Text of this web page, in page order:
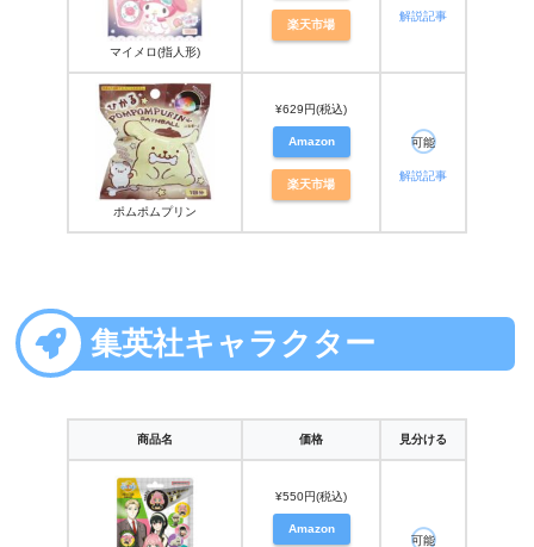
マイメロ(指人形)
楽天市場
解説記事
ポムポムプリン
¥629円(税込)
Amazon
楽天市場
可能
解説記事
集英社キャラクター
商品名 価格 見分ける
¥550円(税込)
Amazon
可能